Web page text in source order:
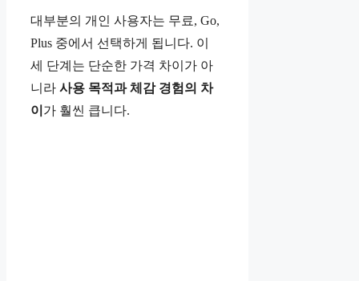
대부분의 개인 사용자는 무료, Go,
Plus 중에서 선택하게 됩니다. 이
세 단계는 단순한 가격 차이가 아
니라 사용 목적과 체감 경험의 차
이 가 훨씬 큽니다.